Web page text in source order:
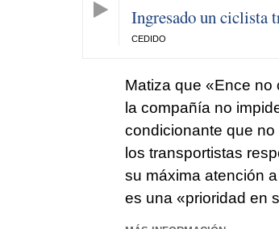
Ingresado un ciclista
CEDIDO
Matiza que «Ence no
la compañía no
condicionante que
los transportistas
su máxima atención
es una «prioridad en